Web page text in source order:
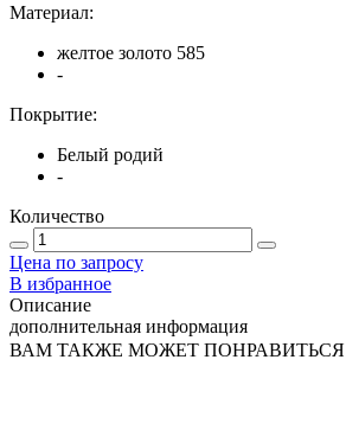
Материал:
желтое золото 585
-
Покрытие:
Белый родий
-
Количество
Цена по запросу
В избранное
Описание
дополнительная информация
ВАМ ТАКЖЕ МОЖЕТ ПОНРАВИТЬСЯ